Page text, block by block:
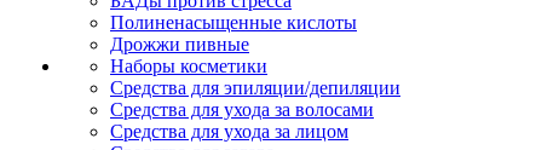
Полиненасыщенные кислоты
Дрожжи пивные
Наборы косметики
Средства для эпиляции/депиляции
Средства для ухода за волосами
Средства для ухода за лицом